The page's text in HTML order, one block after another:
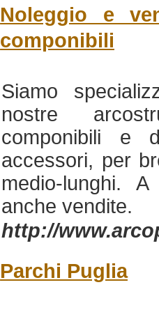
Noleggio e
componibili
Siamo
nostre
componibili e
accessori, per
medio-lunghi.
anche vendite.
http://
Parchi Puglia